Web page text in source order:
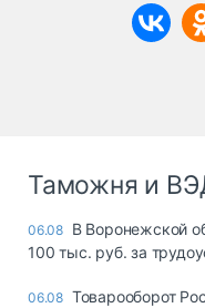
Таможня и
06.08 В Воронежской
100 тыс. руб. за
06.08 Товарооборот